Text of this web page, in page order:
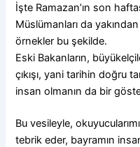
İşte Ramazan’ın son
Müslümanları da
örnekler bu şekilde.
Eski Bakanların,
çıkışı, yani tarihin doğru
insan olmanın da bir
Bu vesileyle,
tebrik eder, bayramın